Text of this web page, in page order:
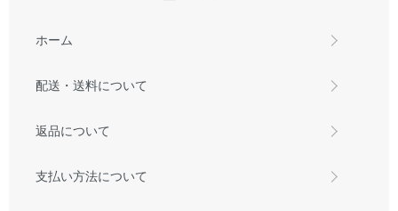
ホーム
配送・送料について
返品について
支払い方法について